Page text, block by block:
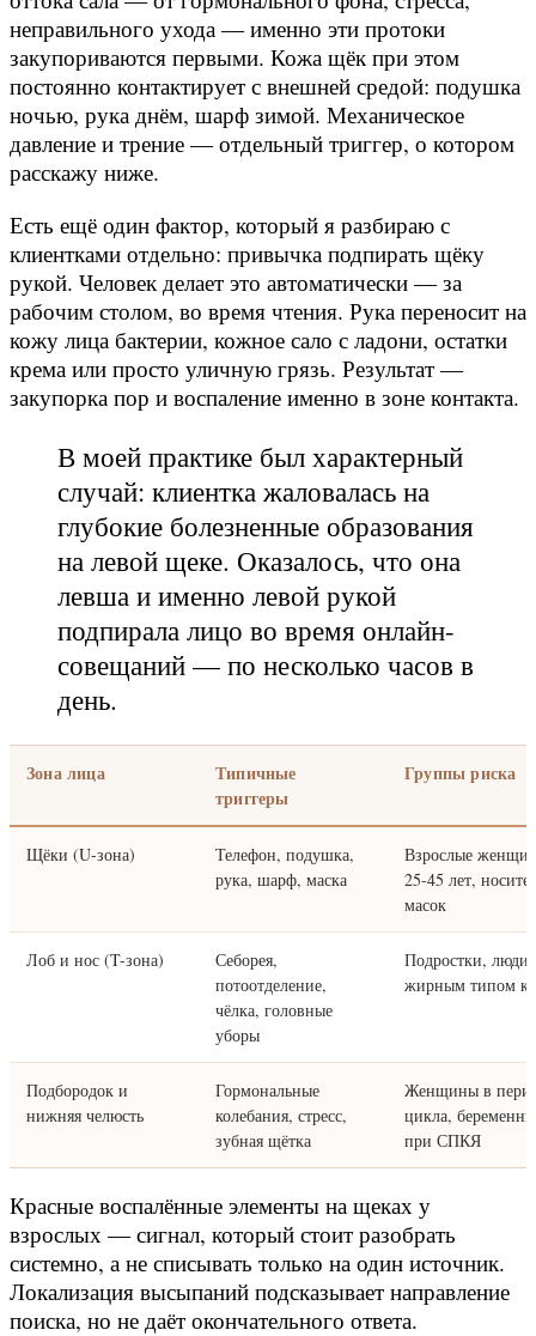
неправильного ухода — именно эти протоки
закупориваются первыми. Кожа щёк при этом
постоянно контактирует с внешней средой: подушка
ночью, рука днём, шарф зимой. Механическое
давление и трение — отдельный триггер, о котором
расскажу ниже.
Есть ещё один фактор, который я разбираю с
клиентками отдельно: привычка подпирать щёку
рукой. Человек делает это автоматически — за
рабочим столом, во время чтения. Рука переносит на
кожу лица бактерии, кожное сало с ладони, остатки
крема или просто уличную грязь. Результат —
закупорка пор и воспаление именно в зоне контакта.
В моей практике был характерный
случай: клиентка жаловалась на
глубокие болезненные образования
на левой щеке. Оказалось, что она
левша и именно левой рукой
подпирала лицо во время онлайн-
совещаний — по несколько часов в
день.
Зона лица
Типичные
триггеры
Группы риска
Щёки (U-зона)
Телефон, подушка,
рука, шарф, маска
Взрослые
25-45 лет,
масок
Лоб и нос (T-зона)
Себорея,
потоотделение,
чёлка, головные
уборы
Подростки, люди
жирным типом
Подбородок и
нижняя челюсть
Гормональные
колебания, стресс,
зубная щётка
Женщины в
цикла,
при СПКЯ
Красные воспалённые элементы на щеках у
взрослых — сигнал, который стоит разобрать
системно, а не списывать только на один источник.
Локализация высыпаний подсказывает направление
поиска, но не даёт окончательного ответа.